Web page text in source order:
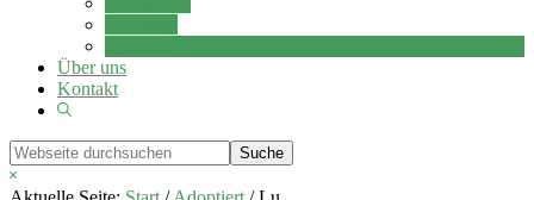
Über uns
Kontakt
Show
Webseite
durchsuchen
Hide
Search